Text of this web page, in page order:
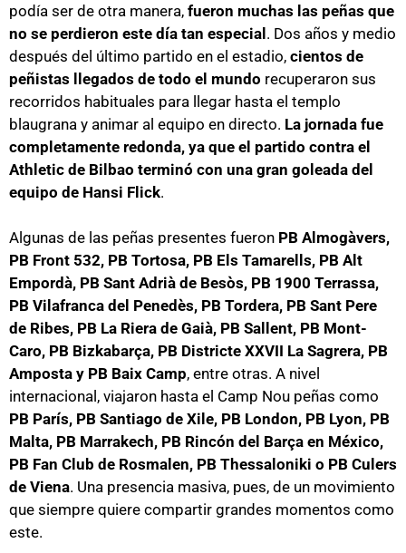
podía ser de otra manera, fueron muchas las peñas que
no se perdieron este día tan especial. Dos años y medio
después del último partido en el estadio, cientos de
peñistas llegados de todo el mundo recuperaron sus
recorridos habituales para llegar hasta el templo
blaugrana y animar al equipo en directo. La jornada fue
completamente redonda, ya que el partido contra el
Athletic de Bilbao terminó con una gran goleada del
equipo de Hansi Flick.
Algunas de las peñas presentes fueron PB Almogàvers,
PB Front 532, PB Tortosa, PB Els Tamarells, PB Alt
Empordà, PB Sant Adrià de Besòs, PB 1900 Terrassa,
PB Vilafranca del Penedès, PB Tordera, PB Sant Pere
de Ribes, PB La Riera de Gaià, PB Sallent, PB Mont-
Caro, PB Bizkabarça, PB Districte XXVII La Sagrera, PB
Amposta y PB Baix Camp, entre otras. A nivel
internacional, viajaron hasta el Camp Nou peñas como
PB París, PB Santiago de Xile, PB London, PB Lyon, PB
Malta, PB Marrakech, PB Rincón del Barça en México,
PB Fan Club de Rosmalen, PB Thessaloniki o PB Culers
de Viena. Una presencia masiva, pues, de un movimiento
que siempre quiere compartir grandes momentos como
este.